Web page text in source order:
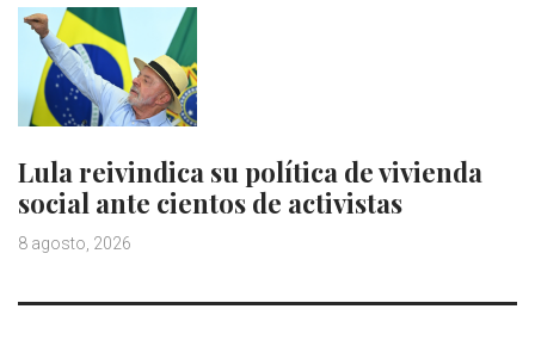
Lula reivindica su política de vivienda
social ante cientos de activistas
8 agosto, 2026